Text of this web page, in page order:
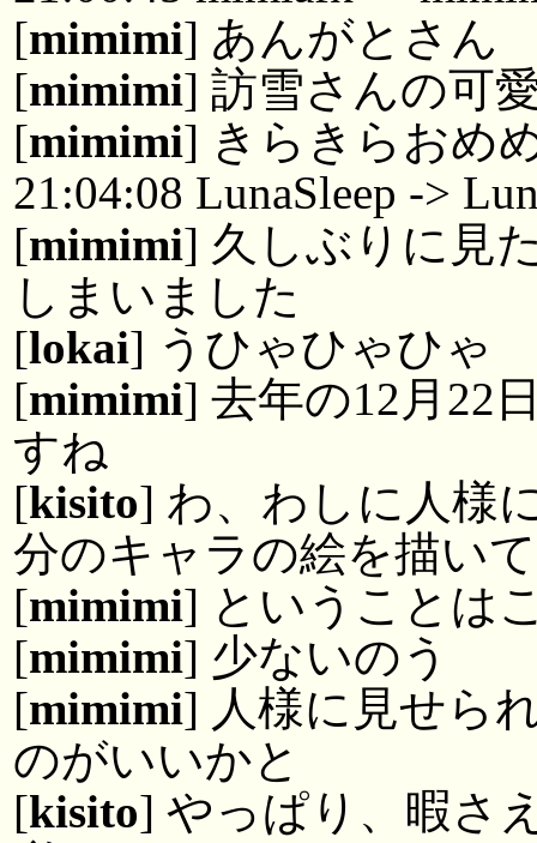
[mimimi] あんがとさん
[mimimi] 訪雪さんの可
[mimimi] きらきらおめ
21:04:08 LunaSleep ->
[mimimi] 久しぶりに見
しまいました
[lokai] うひゃひゃひゃ
[mimimi] 去年の12月22
すね
[kisito] わ、わしに人様
分のキャラの絵を描い
[mimimi] ということは
[mimimi] 少ないのう
[mimimi] 人様に見せら
のがいいかと
[kisito] やっぱり、暇さ